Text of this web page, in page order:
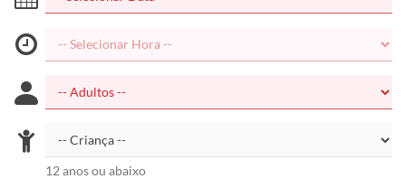
12 anos ou abaixo